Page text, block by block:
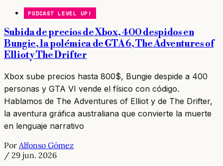
PODCAST LEVEL UP!
Subida de precios de Xbox, 400 despidos en
Bungie, la polémica de GTA 6, The Adventures of
Elliot y The Drifter
Xbox sube precios hasta 800$, Bungie despide a 400
personas y GTA VI vende el físico con código.
Hablamos de The Adventures of Elliot y de The Drifter,
la aventura gráfica australiana que convierte la muerte
en lenguaje narrativo
Por Alfonso Gómez
/ 29 jun. 2026